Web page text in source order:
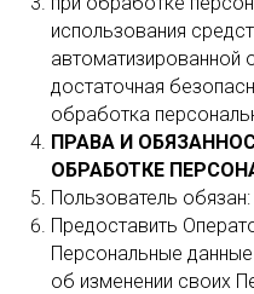
использования
автоматизированной
достаточная
обработка
ПРАВА И
ОБРАБОТКЕ
Пользователь обязан:
Предоставить
Персональные
об изменении своих